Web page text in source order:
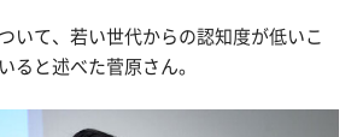
いて、若い世代からの認知度が低いこ
ると述べた菅原さん。